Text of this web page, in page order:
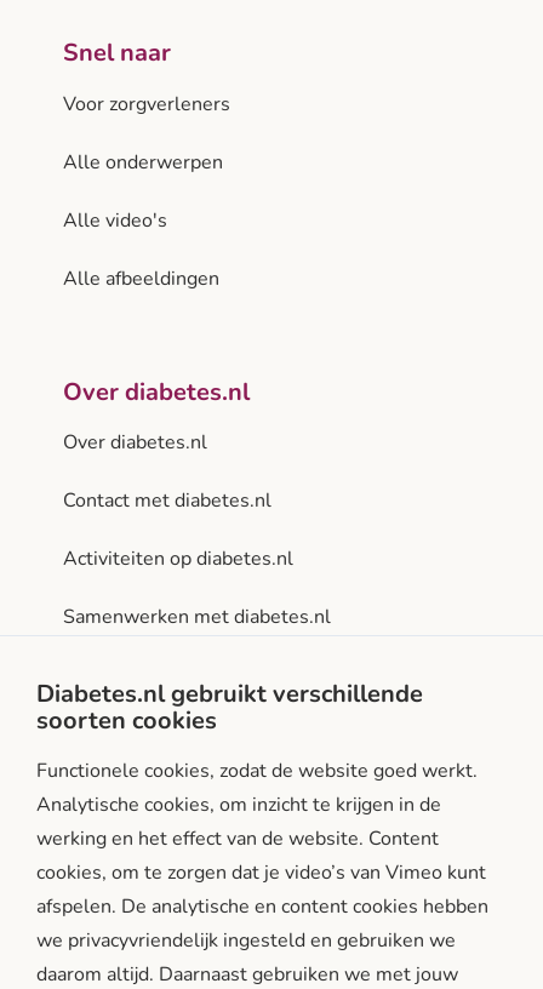
Snel naar
Voor zorgverleners
Alle onderwerpen
Alle video's
Alle afbeeldingen
Over diabetes.nl
Over diabetes.nl
Contact met diabetes.nl
Activiteiten op diabetes.nl
Samenwerken met diabetes.nl
diabetes.nl is een initiatief van:
Diabetes.nl gebruikt verschillende
soorten cookies
Functionele cookies, zodat de website goed werkt.
Analytische cookies, om inzicht te krijgen in de
werking en het effect van de website. Content
cookies, om te zorgen dat je video’s van Vimeo kunt
afspelen. De analytische en content cookies hebben
we privacyvriendelijk ingesteld en gebruiken we
daarom altijd. Daarnaast gebruiken we met jouw